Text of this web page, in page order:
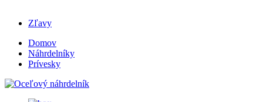
Zľavy
Domov
Náhrdelníky
Prívesky